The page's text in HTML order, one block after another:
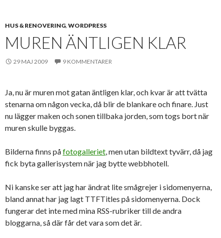
HUS & RENOVERING, WORDPRESS
MUREN ÄNTLIGEN KLAR
29 MAJ 2009 9 KOMMENTARER
Ja, nu är muren mot gatan äntligen klar, och kvar är att tvätta
stenarna om någon vecka, då blir de blankare och finare. Just
nu lägger maken och sonen tillbaka jorden, som togs bort när
muren skulle byggas.
Bilderna finns påfotogalleriet, men utan bildtext tyvärr, då jag
fick byta gallerisystem när jag bytte webbhotell.
Ni kanske ser att jag har ändrat lite smågrejer i sidomenyerna,
bland annat har jag lagt TTFTitles på sidomenyerna. Dock
fungerar det inte med mina RSS-rubriker till de andra
bloggarna, så där får det vara som det är.